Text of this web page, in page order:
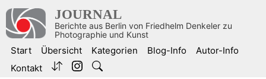
Inhalt
springen
JOURNAL
Berichte aus Berlin von Friedhelm Denkeler zu
Photographie und Kunst
Start Übersicht Kategorien Blog-Info
Autor-Info
Kontakt